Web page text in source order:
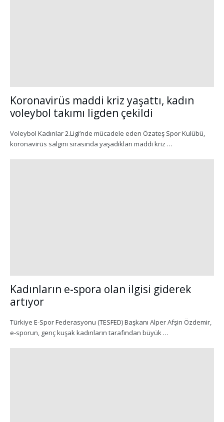
Koronavirüs maddi kriz yaşattı, kadın
voleybol takımı ligden çekildi
Voleybol Kadınlar 2.Ligi’nde mücadele eden Özateş Spor Kulübü,
koronavirüs salgını sırasında yaşadıkları maddi kriz …
Kadınların e-spora olan ilgisi giderek
artıyor
Türkiye E-Spor Federasyonu (TESFED) Başkanı Alper Afşin Özdemir,
e-sporun, genç kuşak kadınların tarafından büyük …